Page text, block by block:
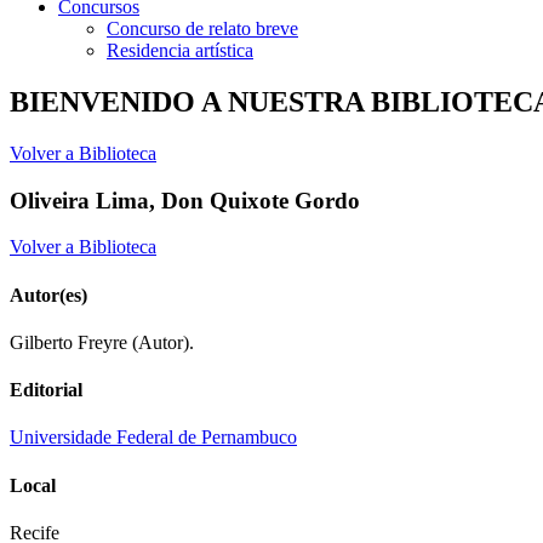
Concursos
Concurso de relato breve
Residencia artística
BIENVENIDO A NUESTRA
Volver a Biblioteca
Oliveira Lima, Don Quixote Gordo
Volver a Biblioteca
Autor(es)
Gilberto Freyre (Autor).
Editorial
Universidade Federal de Pernambuco
Local
Recife